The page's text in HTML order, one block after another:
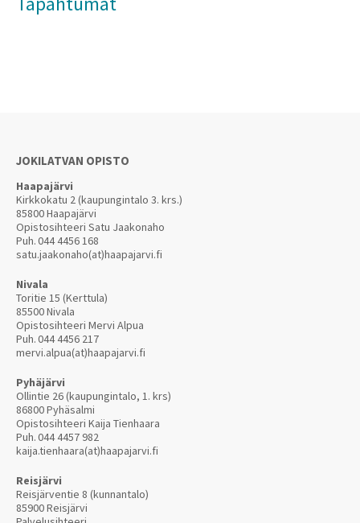
JOKILATVAN OPISTO
Haapajärvi
Kirkkokatu 2 (kaupungintalo 3. krs.)
85800 Haapajärvi
Opistosihteeri Satu Jaakonaho
Puh.044 4456 168
satu.jaakonaho(at)haapajarvi.fi
Nivala
Toritie 15 (Kerttula)
85500 Nivala
Opistosihteeri Mervi Alpua
Puh.044 4456 217
mervi.alpua(at)haapajarvi.fi
Pyhäjärvi
Ollintie 26 (kaupungintalo, 1. krs)
86800 Pyhäsalmi
Opistosihteeri Kaija Tienhaara
Puh.044 4457 982
kaija.tienhaara(at)haapajarvi.fi
Reisjärvi
Reisjärventie 8 (kunnantalo)
85900 Reisjärvi